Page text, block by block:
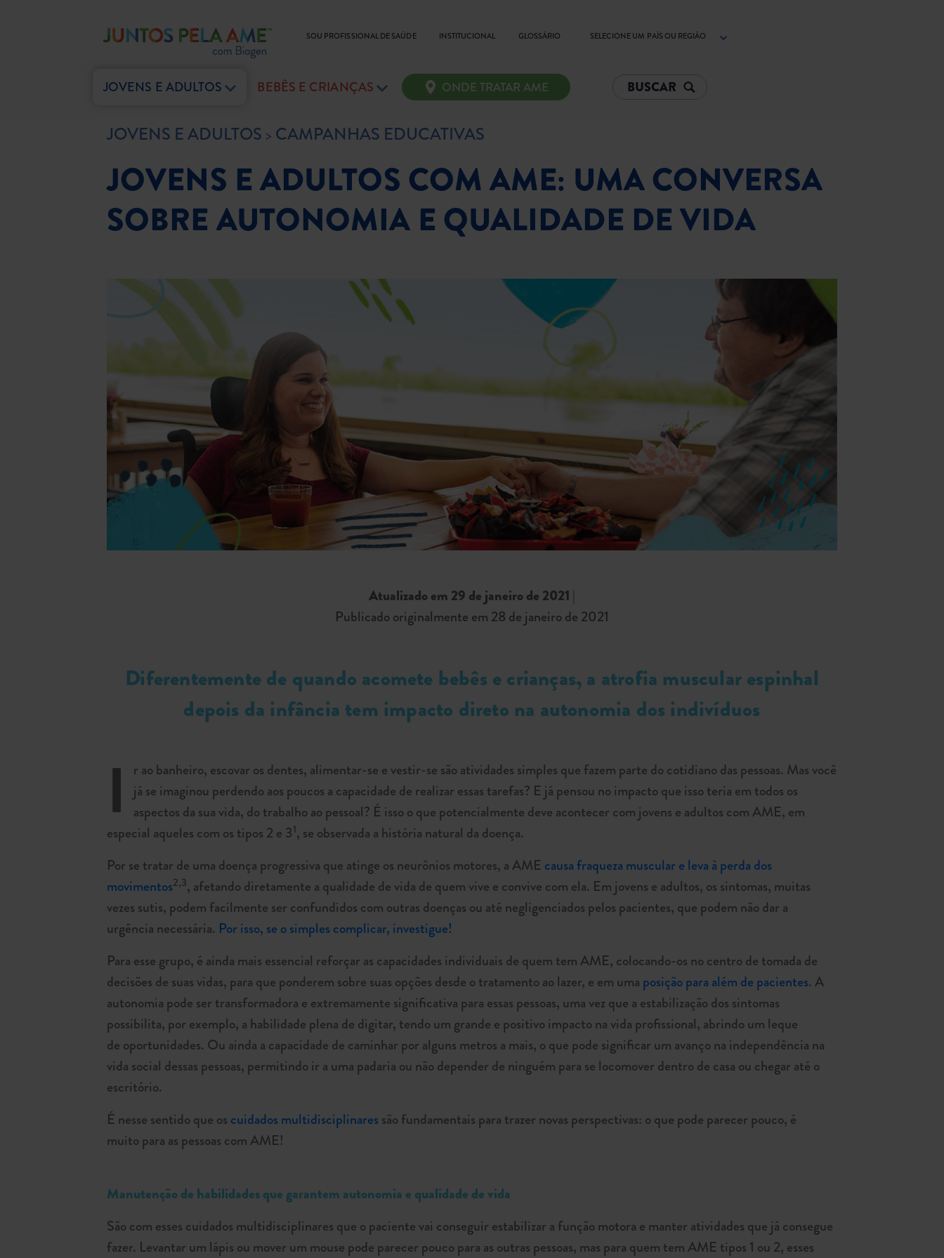
SOU PROFISSIONAL DE SAÚDE INSTITUCIONAL GLOSSÁRIO SELECIONE UM PAÍS OU REGIÃO
JOVENS E ADULTOS BEBÊS E CRIANÇAS ONDE TRATAR AME
JOVENS E ADULTOS CAMPANHAS EDUCATIVAS
JOVENS E ADULTOS COM AME: UMA CONVERSA
SOBRE AUTONOMIA E QUALIDADE DE VIDA
Atualizado em 29 de janeiro de 2021
Publicado originalmente em 28 de janeiro de 2021
Diferentemente de quando acomete bebês e crianças, a atrofia muscular espinhal
depois da infância tem impacto direto na autonomia dos indivíduos
I
r ao banheiro, escovar os dentes, alimentar-se e vestir-se são atividades simples que fazem parte do cotidiano das pessoas. Mas você
já se imaginou perdendo aos poucos a capacidade de realizar essas tarefas? E já pensou no impacto que isso teria em todos os
aspectos da sua vida, do trabalho ao pessoal? É isso o que potencialmente deve acontecer com jovens e adultos com AME, em
especial aqueles com os tipos 2 e 31, se observada a história natural da doença.
Por se tratar de uma doença progressiva que atinge os neurônios motores, a AME causa fraqueza muscular e leva à perda dos
movimentos2,3, afetando diretamente a qualidade de vida de quem vive e convive com ela. Em jovens e adultos, os sintomas, muitas
vezes sutis, podem facilmente ser confundidos com outras doenças ou até negligenciados pelos pacientes, que podem não dar a
urgência necessária. Por isso, se o simples complicar, investigue!
Para esse grupo, é ainda mais essencial reforçar as capacidades individuais de quem tem AME, colocando-os no centro de tomada de
decisões de suas vidas, para que ponderem sobre suas opções desde o tratamento ao lazer, e em uma posição para além de pacientes. A
autonomia pode ser transformadora e extremamente significativa para essas pessoas, uma vez que a estabilização dos sintomas
possibilita, por exemplo, a habilidade plena de digitar, tendo um grande e positivo impacto na vida profissional, abrindo um leque
de oportunidades. Ou ainda a capacidade de caminhar por alguns metros a mais, o que pode significar um avanço na independência na
vida social dessas pessoas, permitindo ir a uma padaria ou não depender de ninguém para se locomover dentro de casa ou chegar até o
escritório.
É nesse sentido que os cuidados multidisciplinaressão fundamentais para trazer novas perspectivas: o que pode parecer pouco, é
muito para as pessoas com AME!
Manutenção de habilidades que garantem autonomia e qualidade de vida
São com esses cuidados multidisciplinares que o paciente vai conseguir estabilizar a função motora e manter atividades que já consegue
fazer. Levantar um lápis ou mover um mouse pode parecer pouco para as outras pessoas, mas para quem tem AME tipos 1 ou 2, esses